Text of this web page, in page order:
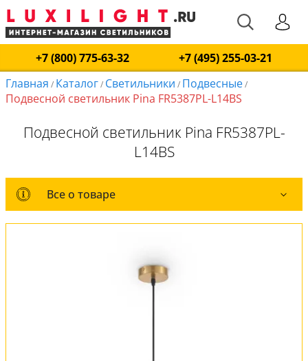
+7 (800) 775-63-32
+7 (495) 255-03-21
Главная / Каталог/ Светильники / Подвесные/
Подвесной светильник Pina FR5387PL-L14BS
Подвесной светильник Pina FR5387PL-
L14BS
Все о товаре
Все о товаре
Комплект лампочек